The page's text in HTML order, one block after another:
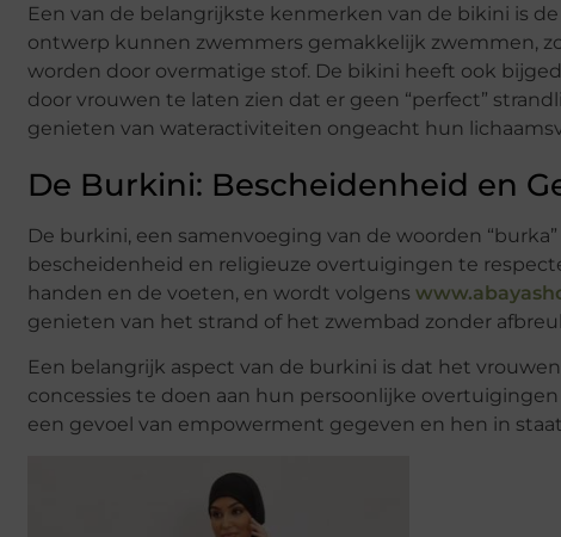
Een van de belangrijkste kenmerken van de bikini is
ontwerp kunnen zwemmers gemakkelijk zwemmen,
worden door overmatige stof. De bikini heeft ook
door vrouwen te laten zien dat er geen “perfect”
genieten van wateractiviteiten ongeacht hun
De Burkini: Bescheidenheid en
De burkini, een samenvoeging van de woorden
bescheidenheid en religieuze overtuigingen te
handen en de voeten, en wordt volgens
genieten van het strand of het zwembad zonder
Een belangrijk aspect van de burkini is dat het
concessies te doen aan hun persoonlijke
een gevoel van empowerment gegeven en hen in